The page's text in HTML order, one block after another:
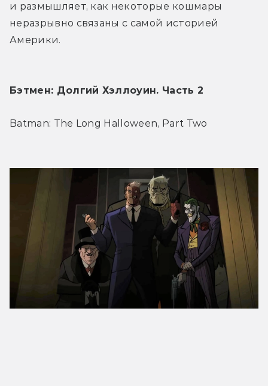
и размышляет, как некоторые кошмары
неразрывно связаны с самой историей
Америки.
Бэтмен: Долгий Хэллоуин. Часть 2
Batman: The Long Halloween, Part Two